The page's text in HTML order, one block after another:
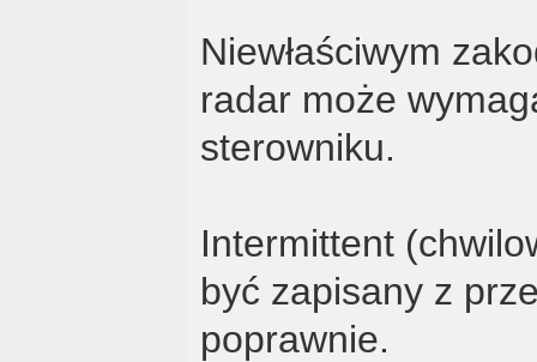
Niewłaściwym
radar może
sterowniku.
Intermittent
być zapisany z
poprawnie.